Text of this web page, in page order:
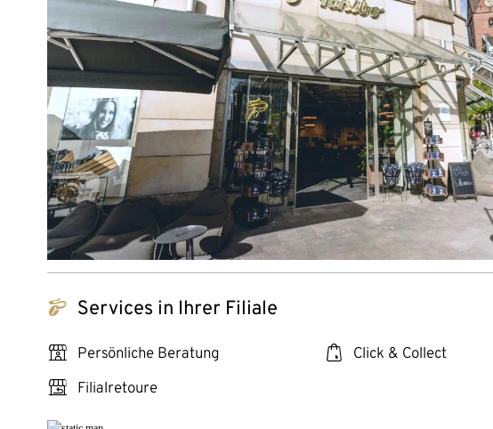
tchibo_logo Services in Ihrer Filiale
personal_services Persönliche Beratung click_collect Click & Collect
store_return Filialretoure